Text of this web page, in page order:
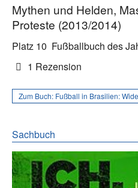
Mythen und Helden,
Proteste (2013/2014)
Platz 10 Fußballbuch des
1 Rezension
Zum Buch: Fußball in Brasilien:
Sachbuch